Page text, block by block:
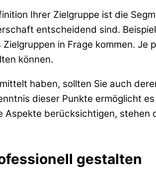
Ihrer Zielgruppe ist die
entscheidend sind.
in Frage kommen.
können.
haben, sollten Sie auch
dieser Punkte ermöglicht
Aspekte berücksichtigen,
gestalten